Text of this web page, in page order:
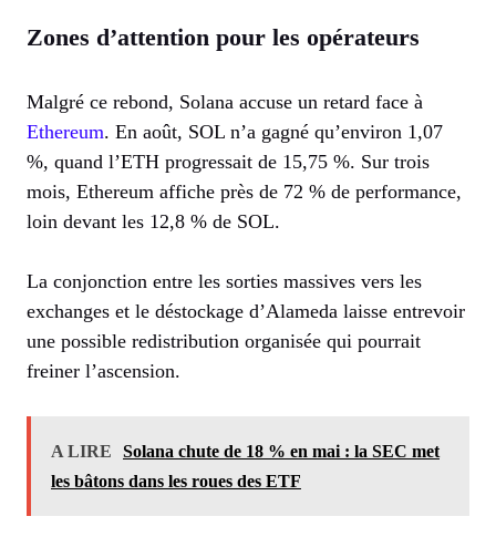
Zones d’attention pour les opérateurs
Malgré ce rebond, Solana accuse un retard face à
Ethereum. En août, SOL n’a gagné qu’environ 1,07
%, quand l’ETH progressait de 15,75 %. Sur trois
mois, Ethereum affiche près de 72 % de performance,
loin devant les 12,8 % de SOL.
La conjonction entre les sorties massives vers les
exchanges et le déstockage d’Alameda laisse entrevoir
une possible redistribution organisée qui pourrait
freiner l’ascension.
A LIRE
Solana chute de 18 % en mai : la SEC met
les bâtons dans les roues des ETF